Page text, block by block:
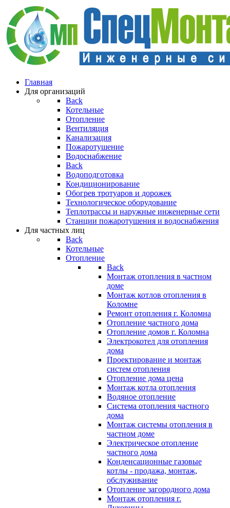
Главная
Для организаций
Back
Котельные
Отопление
Вентиляция
Канализация
Пожаротушение
Водоснабжение
Back
Водоподготовка
Кондиционирование
Обогрев тротуаров и дорожек
Технологическое оборудование
Теплотрассы и наружные инженерные сети
Станции пожаротушения и водоснабжения
Для частных лиц
Back
Котельные
Отопление
Back
Монтаж отопления в частном
доме
Монтаж котлов отопления в
Коломне
Ремонт отопления г. Коломна
Отопление частного дома
Отопление домов г. Коломна
Электрокотел для отопления
дома
Проектирование и монтаж
систем отопления
Отопление дома цена
Монтаж котла отопления
Водяное отопление
Система отопления частного
дома
Монтаж системы отопления в
частном доме
Электрическое отопление
частного дома
Конденсационные газовые
котлы - продажа, монтаж,
обслуживание
Отопление загородного дома
Монтаж отопления г.